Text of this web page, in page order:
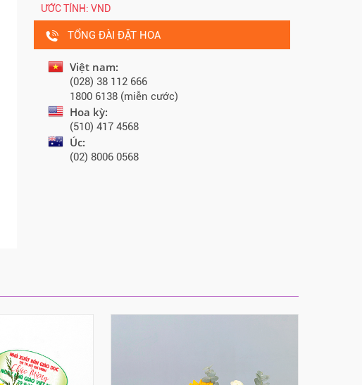
ƯỚC TÍNH: VND
TỔNG ĐÀI ĐẶT HOA
Việt nam:
(028) 38 112 666
1800 6138 (miễn cước)
Hoa kỳ:
(510) 417 4568
Úc:
(02) 8006 0568